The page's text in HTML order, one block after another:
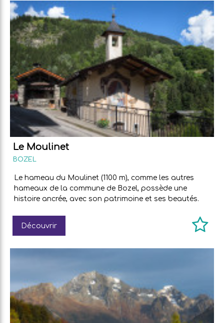
Le Moulinet
BOZEL
Le hameau du Moulinet (1100 m), comme les autres
hameaux de la commune de Bozel, possède une
histoire ancrée, avec son patrimoine et ses beautés.
Découvrir